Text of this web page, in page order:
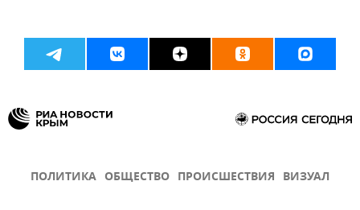
ПОЛИТИКА ОБЩЕСТВО ПРОИСШЕСТВИЯ ВИЗУАЛ